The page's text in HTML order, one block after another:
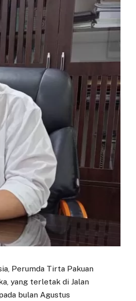
Perumda Tirta Pakuan
yang terletak di Jalan
bulan Agustus